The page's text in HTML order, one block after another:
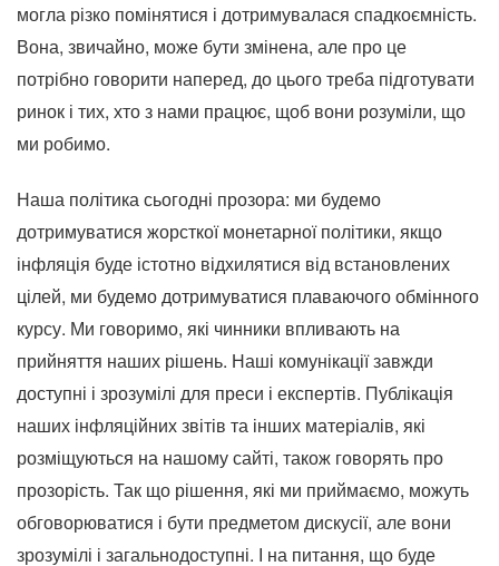
могла різко помінятися і дотримувалася спадкоємність.
Вона, звичайно, може бути змінена, але про це
потрібно говорити наперед, до цього треба підготувати
ринок і тих, хто з нами працює, щоб вони розуміли, що
ми робимо.
Наша політика сьогодні прозора: ми будемо
дотримуватися жорсткої монетарної політики, якщо
інфляція буде істотно відхилятися від встановлених
цілей, ми будемо дотримуватися плаваючого обмінного
курсу. Ми говоримо, які чинники впливають на
прийняття наших рішень. Наші комунікації завжди
доступні і зрозумілі для преси і експертів. Публікація
наших інфляційних звітів та інших матеріалів, які
розміщуються на нашому сайті, також говорять про
прозорість. Так що рішення, які ми приймаємо, можуть
обговорюватися і бути предметом дискусії, але вони
зрозумілі і загальнодоступні. І на питання, що буде